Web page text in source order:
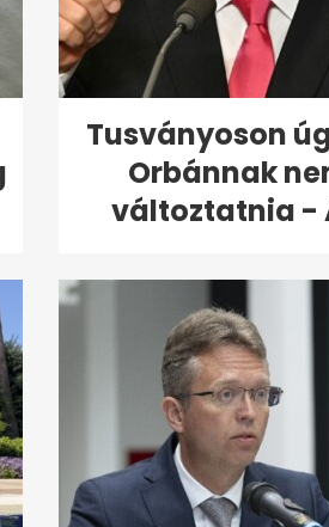
Tusványoson
Orbánnak
változtatnia -